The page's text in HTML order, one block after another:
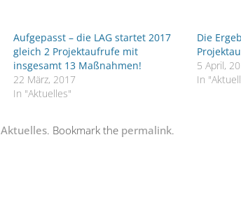
Aufgepasst – die LAG startet 2017
gleich 2 Projektaufrufe mit
insgesamt 13 Maßnahmen!
22 März, 2017
In "Aktuelles"
Die
5 April,
In
Aktuelles. Bookmark the permalink.